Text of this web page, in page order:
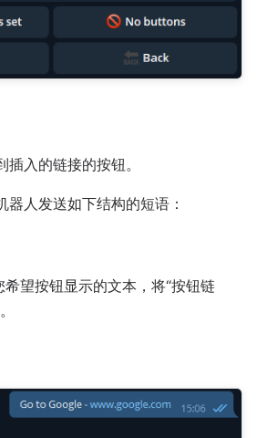
入的链接的按钮。
人发送如下结构的短语：
希望按钮显示的文本，将“按钮链